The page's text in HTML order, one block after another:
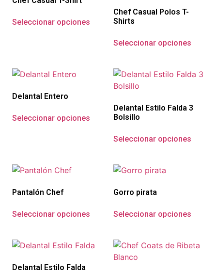
Seleccionar opciones
Chef Casual Polos T-
Shirts
Seleccionar opciones
Delantal Entero
Seleccionar opciones
Delantal Estilo Falda 3
Bolsillo
Seleccionar opciones
Pantalón Chef
Seleccionar opciones
Gorro pirata
Seleccionar opciones
Delantal Estilo Falda